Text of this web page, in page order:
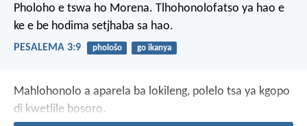
Pholoho e tswa ho Morena. Tlhohonolofatso ya hao e
ke e be hodima setjhaba sa hao.
PESALEMA 3:9 phološo go ikanya
Mahlohonolo a aparela ba lokileng, polelo tsa ya kgopo
di kwetlile bosoro.